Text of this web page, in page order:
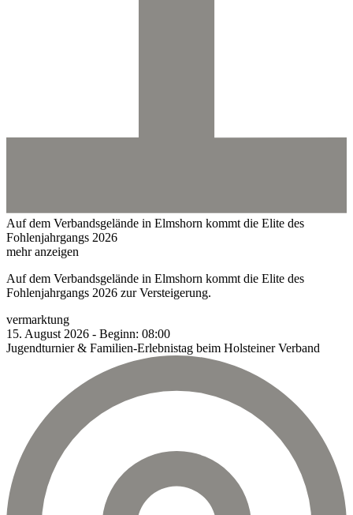
Auf dem Verbandsgelände in Elmshorn kommt die Elite des
Fohlenjahrgangs 2026
mehr anzeigen
Auf dem Verbandsgelände in Elmshorn kommt die Elite des
Fohlenjahrgangs 2026 zur Versteigerung.
vermarktung
15. August 2026 - Beginn: 08:00
Jugendturnier & Familien-Erlebnistag beim Holsteiner Verband